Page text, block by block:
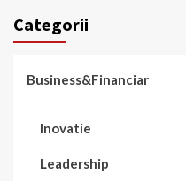
Categorii
Business&Financiar
Inovatie
Leadership